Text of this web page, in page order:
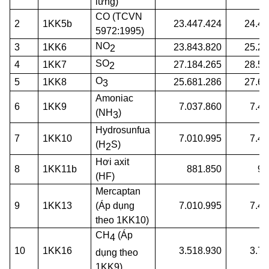
2 1KK5b
CO (TCVN
5972:1995)
23.447.424
3 1KK6 NO2 23.843.820
4
1KK7 SO2 27.184.265
5
1KK8 O3 25.681.286
6 1KK9
Amoniac
(NH3)
7.037.860
7 1KK10
Hydrosunfua
(H2S)
7.010.995
8 1KK11b
Hơi axit
(HF)
881.850
9 1KK13
Mercaptan
(Áp dụng
theo 1KK10)
7.010.995
10 1KK16
CH4 (Áp
dụng theo
1KK9)
3.518.930